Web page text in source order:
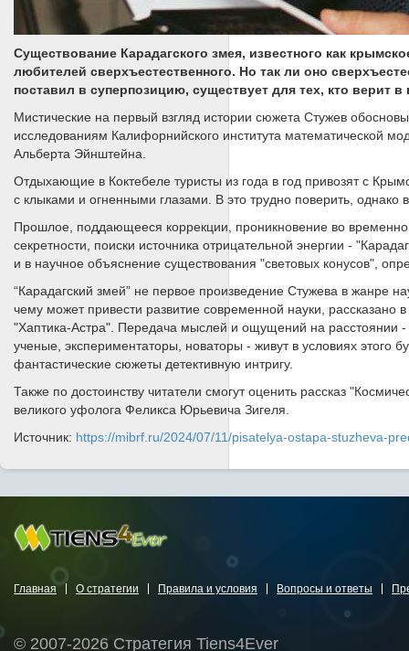
Существование Карадагского змея, известного как
любителей сверхъестественного. Но так ли оно
поставил в суперпозицию, существует для тех, кто верит
Мистические на первый взгляд истории сюжета Стужев
исследованиям Калифорнийского института математической
Альберта Эйнштейна.
Отдыхающие в Коктебеле туристы из года в год привозят с
с клыками и огненными глазами. В это трудно поверить,
Прошлое, поддающееся коррекции, проникновение во
секретности, поиски источника отрицательной энергии -
и в научное объяснение существования "световых конусов",
“Карадагский змей” не первое произведение Стужева в жанре
чему может привести развитие современной науки, рассказано
"Хаптика-Астра". Передача мыслей и ощущений на расстоянии
ученые, экспериментаторы, новаторы - живут в условиях
фантастические сюжеты детективную интригу.
Также по достоинству читатели смогут оценить рассказ
великого уфолога Феликса Юрьевича Зигеля.
Источник: https://mibrf.ru/2024/07/11/pisatelya-ostapa-stuzheva-
Главная О стратегии Правила и условия Вопросы и ответы
© 2007-2026 Стратегия Tiens4Ever